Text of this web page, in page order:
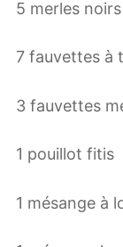
5 merles noirs
7 fauvettes à
3 fauvettes
1 pouillot fitis
1 mésange à